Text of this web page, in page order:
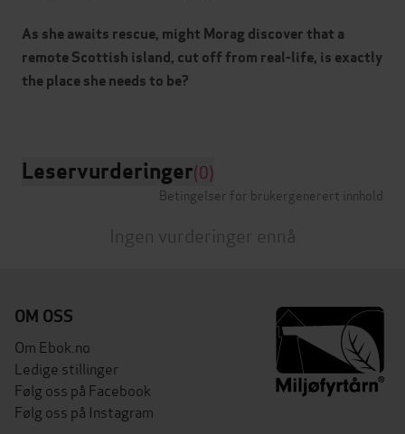
As she awaits rescue, might Morag discover that a
remote Scottish island, cut off from real-life, is exactly
the place she needs to be?
Leservurderinger(0)
Betingelser for brukergenerert innhold
Ingen vurderinger ennå
OM OSS
Om Ebok.no
Ledige stillinger
Følg oss på Facebook
Følg oss på Instagram